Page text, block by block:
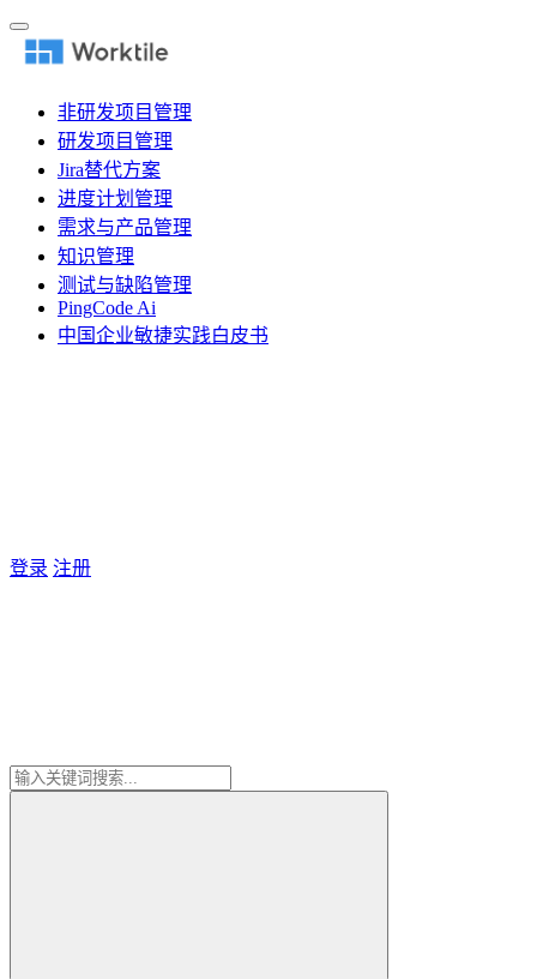
非研发项目管理
研发项目管理
Jira替代方案
进度计划管理
需求与产品管理
知识管理
测试与缺陷管理
PingCode Ai
中国企业敏捷实践白皮书
登录 注册